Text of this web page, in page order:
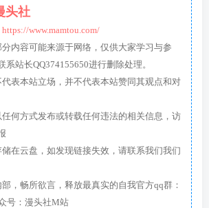
头社
https://www.mamtou.com/
内容可能来源于网络，仅供大家学习与参
系站长QQ374155650进行删除处理。
表本站立场，并不代表本站赞同其观点和对
何方式发布或转载任何违法的相关信息，访
在云盘，如发现链接失效，请联系我们我们
，畅所欲言，释放最真实的自我官方qq群：
微信公众号：漫头社M站